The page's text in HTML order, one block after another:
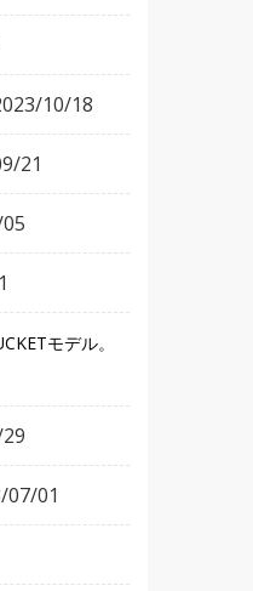
10/18
21
モデル。
07/01